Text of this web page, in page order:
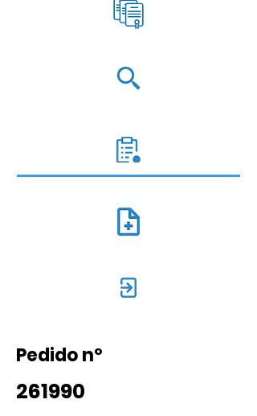
Pedido nº
261990